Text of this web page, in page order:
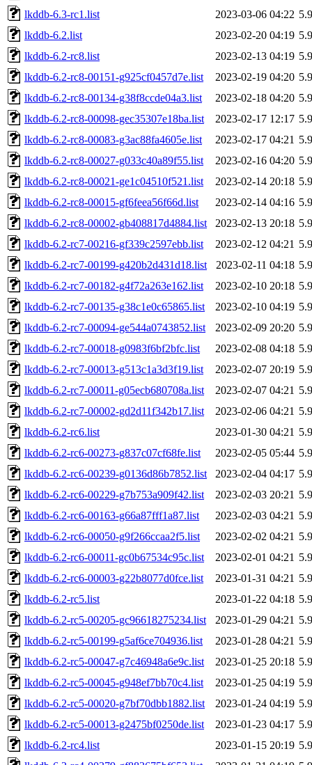
lkddb-6.3-rc1.list
2023-03-06 04:22
lkddb-6.2.list
2023-02-20 04:19
lkddb-6.2-rc8.list
2023-02-13 04:19
lkddb-6.2-rc8-00151-g925cf0457d7e.list
2023-02-19 04:20
lkddb-6.2-rc8-00134-g38f8ccde04a3.list
2023-02-18 04:20
lkddb-6.2-rc8-00098-gec35307e18ba.list
2023-02-17 12:17
lkddb-6.2-rc8-00083-g3ac88fa4605e.list
2023-02-17 04:21
lkddb-6.2-rc8-00027-g033c40a89f55.list
2023-02-16 04:20
lkddb-6.2-rc8-00021-ge1c04510f521.list
2023-02-14 20:18
lkddb-6.2-rc8-00015-gf6feea56f66d.list
2023-02-14 04:16
lkddb-6.2-rc8-00002-gb408817d4884.list
2023-02-13 20:18
lkddb-6.2-rc7-00216-gf339c2597ebb.list
2023-02-12 04:21
lkddb-6.2-rc7-00199-g420b2d431d18.list
2023-02-11 04:18
lkddb-6.2-rc7-00182-g4f72a263e162.list
2023-02-10 20:18
lkddb-6.2-rc7-00135-g38c1e0c65865.list
2023-02-10 04:19
lkddb-6.2-rc7-00094-ge544a0743852.list
2023-02-09 20:20
lkddb-6.2-rc7-00018-g0983f6bf2bfc.list
2023-02-08 04:18
lkddb-6.2-rc7-00013-g513c1a3d3f19.list
2023-02-07 20:19
lkddb-6.2-rc7-00011-g05ecb680708a.list
2023-02-07 04:21
lkddb-6.2-rc7-00002-gd2d11f342b17.list
2023-02-06 04:21
lkddb-6.2-rc6.list
2023-01-30 04:21
lkddb-6.2-rc6-00273-g837c07cf68fe.list
2023-02-05 05:44
lkddb-6.2-rc6-00239-g0136d86b7852.list
2023-02-04 04:17
lkddb-6.2-rc6-00229-g7b753a909f42.list
2023-02-03 20:21
lkddb-6.2-rc6-00163-g66a87fff1a87.list
2023-02-03 04:21
lkddb-6.2-rc6-00050-g9f266ccaa2f5.list
2023-02-02 04:21
lkddb-6.2-rc6-00011-gc0b67534c95c.list
2023-02-01 04:21
lkddb-6.2-rc6-00003-g22b8077d0fce.list
2023-01-31 04:21
lkddb-6.2-rc5.list
2023-01-22 04:18
lkddb-6.2-rc5-00205-gc96618275234.list
2023-01-29 04:21
lkddb-6.2-rc5-00199-g5af6ce704936.list
2023-01-28 04:21
lkddb-6.2-rc5-00047-g7c46948a6e9c.list
2023-01-25 20:18
lkddb-6.2-rc5-00045-g948ef7bb70c4.list
2023-01-25 04:19
lkddb-6.2-rc5-00020-g7bf70dbb1882.list
2023-01-24 04:19
lkddb-6.2-rc5-00013-g2475bf0250de.list
2023-01-23 04:17
lkddb-6.2-rc4.list
2023-01-15 20:19